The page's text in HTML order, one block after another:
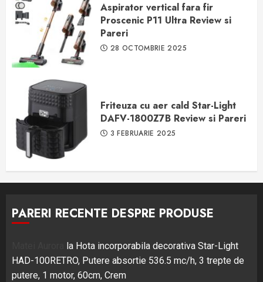
Aspirator vertical fara fir
Proscenic P11 Ultra Review si
Pareri
28 OCTOMBRIE 2025
Friteuza cu aer cald Star-Light
DAFV-1800Z7B Review si Pareri
3 FEBRUARIE 2025
PARERI RECENTE DESPRE PRODUSE
la Hota incorporabila decorativa Star-Light
HAD-100RETRO, Putere absortie 536.5 mc/h, 3 trepte de
putere, 1 motor, 60cm, Crem